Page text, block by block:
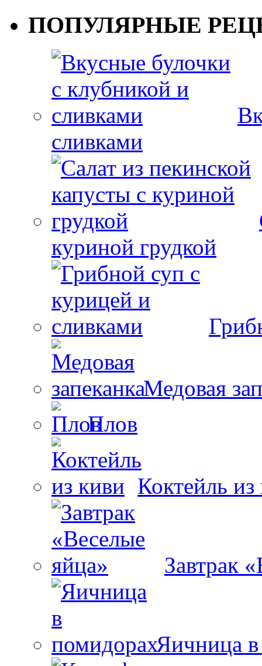
ПОПУЛЯРНЫЕ
сливками
куриной грудкой
Медовая
Плов
Коктейль из
Завтрак
Яичница